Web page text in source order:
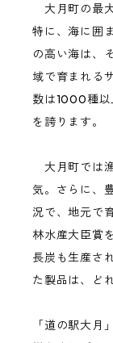
大月町の最
特に、海に囲
の高い海は、
域で育まれる
数は1000種以
を誇ります。
大月町では
気。さらに、
況で、地元で
林水産大臣賞
長炭も生産さ
た製品は、ど
「道の駅大